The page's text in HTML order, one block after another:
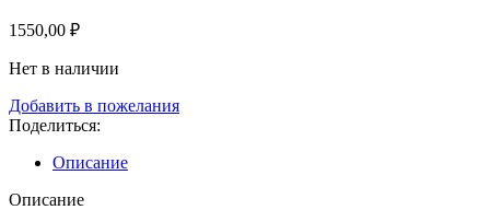
1550,00 ₽
Нет в наличии
Добавить в пожелания
Поделиться:
Описание
Описание